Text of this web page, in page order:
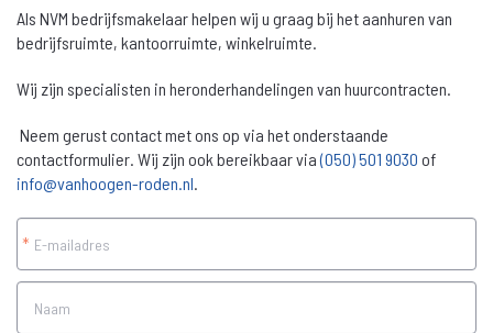
Als NVM bedrijfsmakelaar helpen wij u graag bij het aanhuren van
bedrijfsruimte, kantoorruimte, winkelruimte.
Wij zijn specialisten in heronderhandelingen van huurcontracten.
Neem gerust contact met ons op via het onderstaande
contactformulier. Wij zijn ook bereikbaar via(050) 501 9030 of
info@vanhoogen-roden.nl.
*